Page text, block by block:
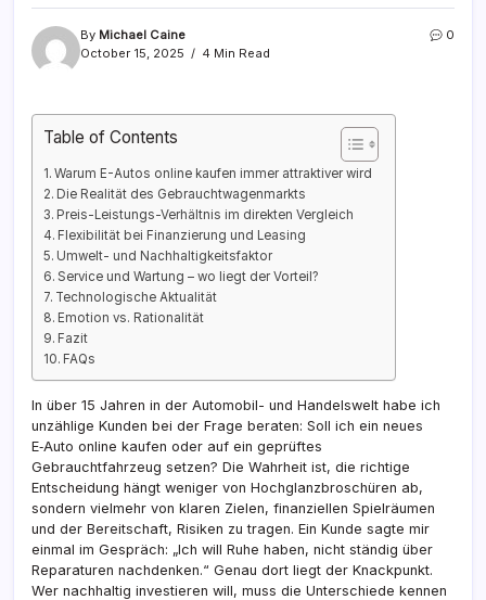
By Michael Caine
October 15, 2025
4 Min Read
0
Table of Contents
Warum E-Autos online kaufen immer attraktiver wird
Die Realität des Gebrauchtwagenmarkts
Preis-Leistungs-Verhältnis im direkten Vergleich
Flexibilität bei Finanzierung und Leasing
Umwelt- und Nachhaltigkeitsfaktor
Service und Wartung – wo liegt der Vorteil?
Technologische Aktualität
Emotion vs. Rationalität
Fazit
FAQs
In über 15 Jahren in der Automobil- und Handelswelt habe ich
unzählige Kunden bei der Frage beraten: Soll ich ein neues
E‑Auto online kaufen oder auf ein geprüftes
Gebrauchtfahrzeug setzen? Die Wahrheit ist, die richtige
Entscheidung hängt weniger von Hochglanzbroschüren ab,
sondern vielmehr von klaren Zielen, finanziellen Spielräumen
und der Bereitschaft, Risiken zu tragen. Ein Kunde sagte mir
einmal im Gespräch: „Ich will Ruhe haben, nicht ständig über
Reparaturen nachdenken.“ Genau dort liegt der Knackpunkt.
Wer nachhaltig investieren will, muss die Unterschiede kennen